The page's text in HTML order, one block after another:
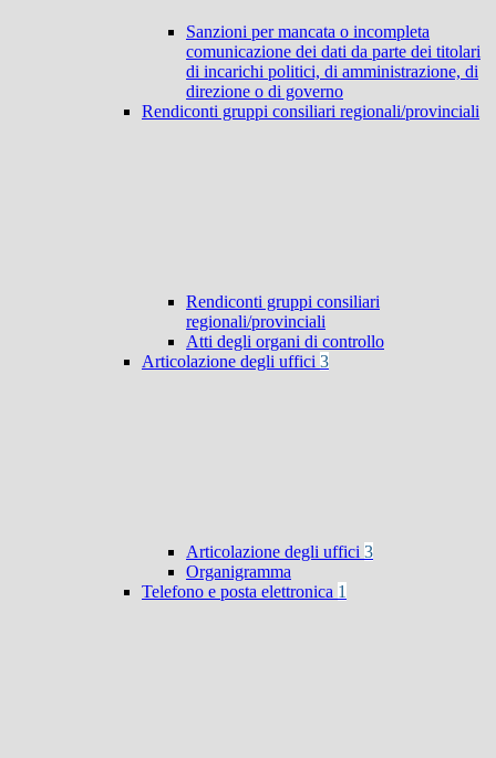
Sanzioni per mancata o incompleta
comunicazione dei dati da parte dei titolari
di incarichi politici, di amministrazione, di
direzione o di governo
Rendiconti gruppi consiliari regionali/provinciali
Rendiconti gruppi consiliari
regionali/provinciali
Atti degli organi di controllo
Articolazione degli uffici 3
Articolazione degli uffici 3
Organigramma
Telefono e posta elettronica 1